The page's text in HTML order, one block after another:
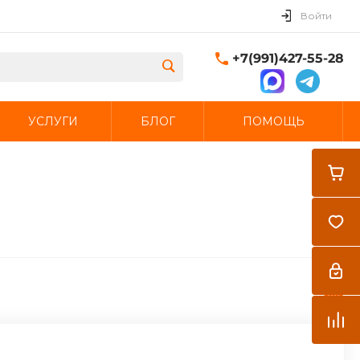
Закрыть
Войти
+7(991)427-55-28
УСЛУГИ БЛОГ ПОМОЩЬ